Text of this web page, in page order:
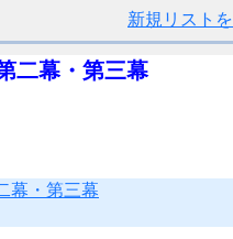
新規リスト
二幕・第三幕
幕・第三幕